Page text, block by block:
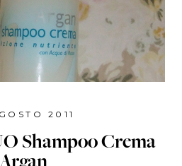
2011
Shampoo Crema